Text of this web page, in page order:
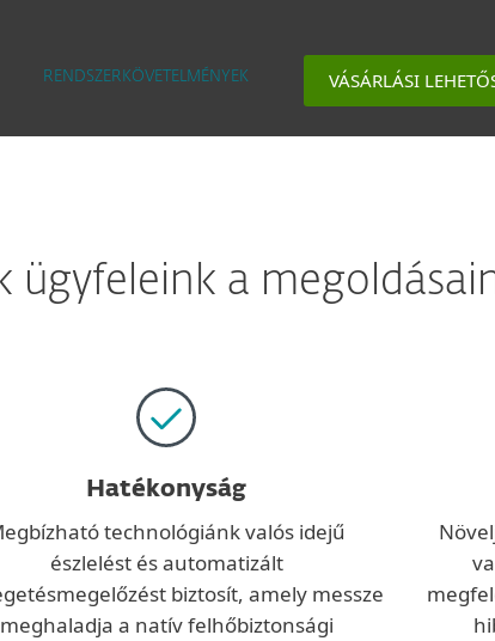
RENDSZERKÖVETELMÉNYEK VÁSÁRLÁSI
ügyfeleink a
Hatékonyság
technológiánk valós idejű
észlelést és automatizált
biztosít, amely messze
meghaladja a natív felhőbiztonsági